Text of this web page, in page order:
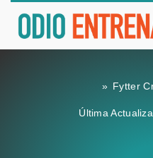
Fytter
Última